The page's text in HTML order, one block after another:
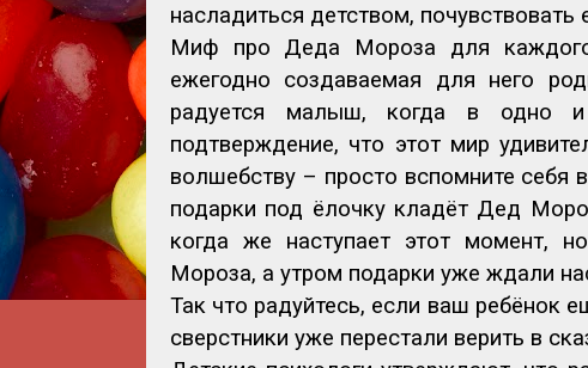
насладиться детством, почувствовать
Миф про Деда Мороза для каждого
ежегодно создаваемая для него
радуется малыш, когда в одно
подтверждение, что этот мир
волшебству – просто вспомните себя
подарки под ёлочку кладёт Дед
когда же наступает этот момент,
Мороза, а утром подарки уже ждали
Так что радуйтесь, если ваш ребёнок
сверстники уже перестали верить в